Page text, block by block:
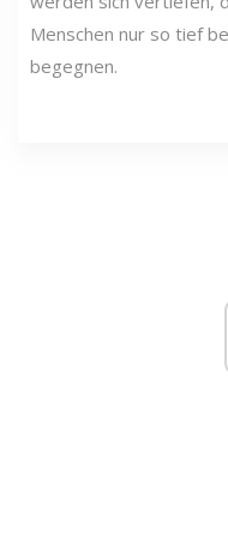
Menschen nur so tief
begegnen.